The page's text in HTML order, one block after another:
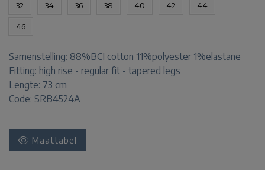
32 34 36 38 40 42 44
46
Samenstelling: 88%BCI cotton 11%polyester 1%elastane
Fitting: high rise - regular fit - tapered legs
Lengte: 73 cm
Code: SRB4524A
Maattabel